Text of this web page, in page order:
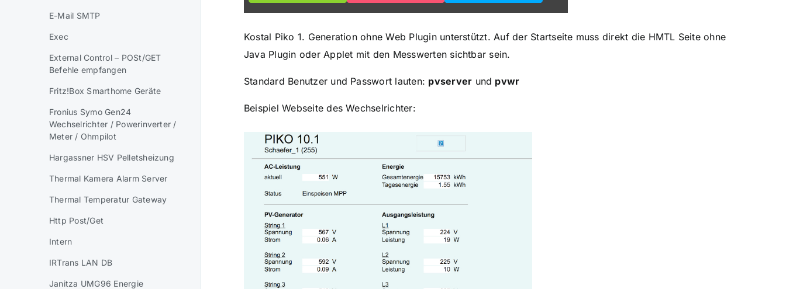
E-Mail SMTP
Exec
External Control – POSt/GET
Befehle empfangen
Fritz!Box Smarthome Geräte
Fronius Symo Gen24
Wechselrichter / Powerinverter /
Meter / Ohmpilot
Hargassner HSV Pelletsheizung
Thermal Kamera Alarm Server
Thermal Temperatur Gateway
Http Post/Get
Intern
IRTrans LAN DB
Janitza UMG96 Energie
Kostal Piko 1. Generation ohne Web Plugin unterstützt. Auf der Startseite muss direkt die HMTL Seite ohne
Java Plugin oder Applet mit den Messwerten sichtbar sein.
Standard Benutzer und Passwort lauten: pvserver und pvwr
Beispiel Webseite des Wechselrichter: